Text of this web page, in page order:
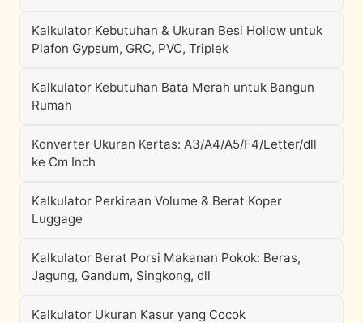
Kalkulator Kebutuhan & Ukuran Besi Hollow untuk
Plafon Gypsum, GRC, PVC, Triplek
Kalkulator Kebutuhan Bata Merah untuk Bangun
Rumah
Konverter Ukuran Kertas: A3/A4/A5/F4/Letter/dll
ke Cm Inch
Kalkulator Perkiraan Volume & Berat Koper
Luggage
Kalkulator Berat Porsi Makanan Pokok: Beras,
Jagung, Gandum, Singkong, dll
Kalkulator Ukuran Kasur yang Cocok